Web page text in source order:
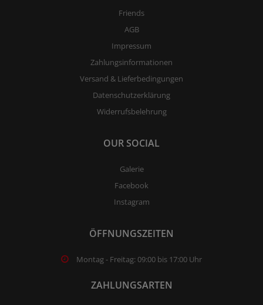
Friends
AGB
Impressum
Zahlungsinformationen
Versand & Lieferbedingungen
Datenschutzerklärung
Widerrufsbelehrung
OUR SOCIAL
Galerie
Facebook
Instagram
ÖFFNUNGSZEITEN
Montag - Freitag: 09:00 bis 17:00 Uhr
ZAHLUNGSARTEN